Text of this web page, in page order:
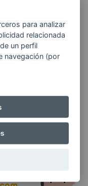
de AVIA
incluido
para analizar
relacionada
un perfil
navegación (por